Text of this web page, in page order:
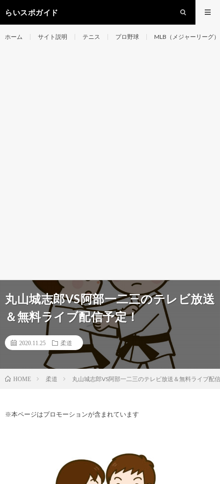
らいスポガイド
ホーム サイト説明 テニス プロ野球 MLB（メジャーリーグ）
丸山城志郎VS阿部一二三のテレビ放送
＆無料ライブ配信予定！
2020.11.25 柔道
HOME 柔道 丸山城志郎VS阿部一二三のテレビ放送＆無料ライブ配
※本ページはプロモーションが含まれています